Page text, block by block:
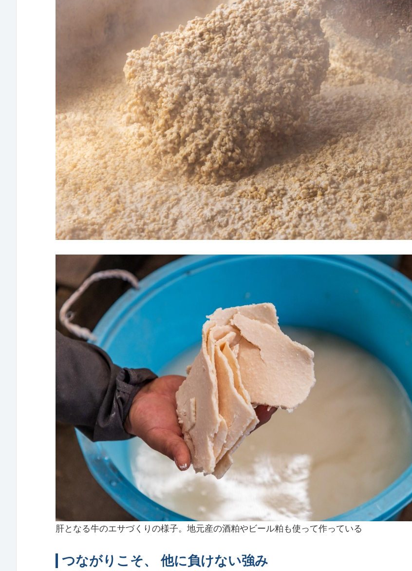
肝となる牛のエサづくりの様子。地元産の酒粕やビール粕も使って作っている
つながりこそ、 他に負けない強み